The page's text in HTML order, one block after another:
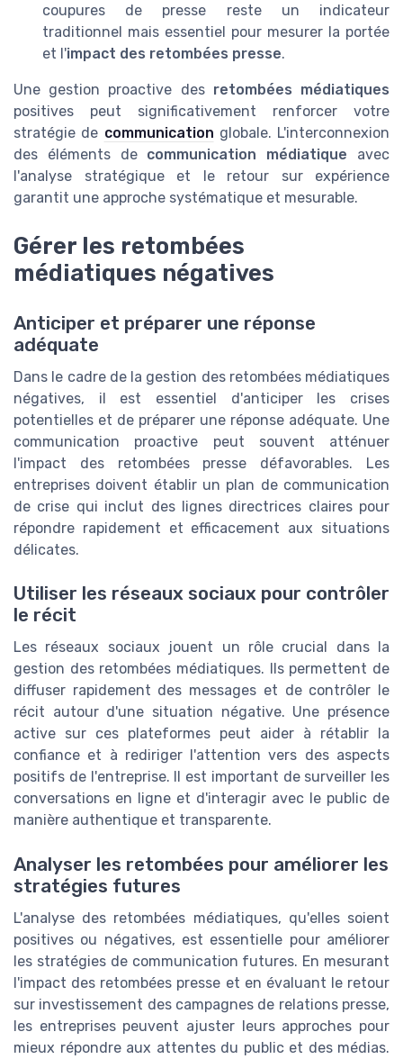
coupures de presse reste un indicateur
traditionnel mais essentiel pour mesurer la portée
et l'impact des retombées presse.
Une gestion proactive des retombées médiatiques
positives peut significativement renforcer votre
stratégie de communication globale. L'interconnexion
des éléments de communication médiatique avec
l'analyse stratégique et le retour sur expérience
garantit une approche systématique et mesurable.
Gérer les retombées
médiatiques négatives
Anticiper et préparer une réponse
adéquate
Dans le cadre de la gestion des retombées médiatiques
négatives, il est essentiel d'anticiper les crises
potentielles et de préparer une réponse adéquate. Une
communication proactive peut souvent atténuer
l'impact des retombées presse défavorables. Les
entreprises doivent établir un plan de communication
de crise qui inclut des lignes directrices claires pour
répondre rapidement et efficacement aux situations
délicates.
Utiliser les réseaux sociaux pour contrôler
le récit
Les réseaux sociaux jouent un rôle crucial dans la
gestion des retombées médiatiques. Ils permettent de
diffuser rapidement des messages et de contrôler le
récit autour d'une situation négative. Une présence
active sur ces plateformes peut aider à rétablir la
confiance et à rediriger l'attention vers des aspects
positifs de l'entreprise. Il est important de surveiller les
conversations en ligne et d'interagir avec le public de
manière authentique et transparente.
Analyser les retombées pour améliorer les
stratégies futures
L'analyse des retombées médiatiques, qu'elles soient
positives ou négatives, est essentielle pour améliorer
les stratégies de communication futures. En mesurant
l'impact des retombées presse et en évaluant le retour
sur investissement des campagnes de relations presse,
les entreprises peuvent ajuster leurs approches pour
mieux répondre aux attentes du public et des médias.